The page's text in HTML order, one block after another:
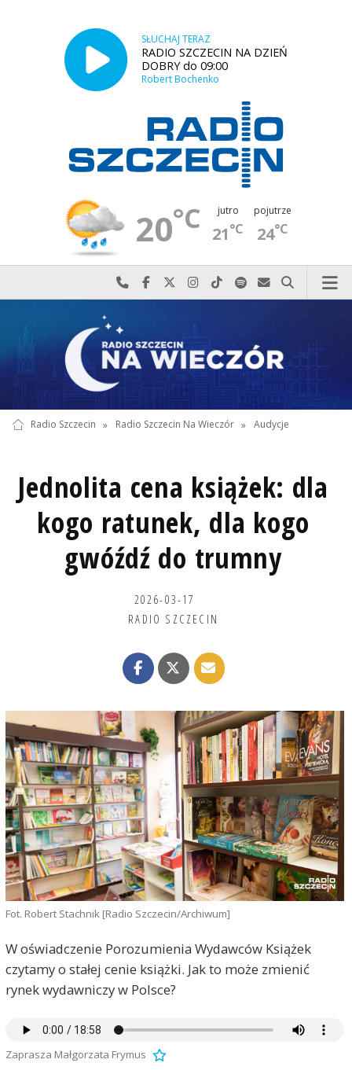
SŁUCHAJ TERAZ
RADIO SZCZECIN NA DZIEŃ
DOBRY do 09:00
Robert Bochenko
20°C jutro
21°C
pojutrze
24°C
Najlepiej po prostu do nas zadzwoń
Odwiedź nas na Facebook-u
Odwiedź nas na X
Odwiedź nas na Instagram-ie
Odwiedź nas na TikTok-u
Szukaj nas na Spotify
Wyślij do nas
Szukaj
Radio Szczecin » Radio Szczecin Na Wieczór » Audycje
Jednolita cena książek: dla
kogo ratunek, dla kogo
gwóźdź do trumny
2026-03-17
RADIO SZCZECIN
Fot. Robert Stachnik [Radio Szczecin/Archiwum]
W oświadczenie Porozumienia Wydawców Książek
czytamy o stałej cenie książki. Jak to może zmienić
rynek wydawniczy w Polsce?
Zaprasza Małgorzata Frymus